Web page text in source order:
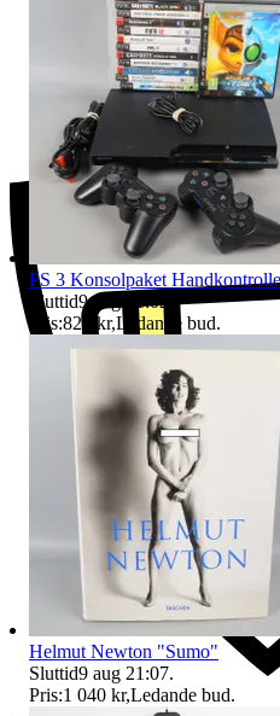
Ersättning om du inte får din
PS 3 Konsolpaket
Sluttid9 aug 21:02
Pris:825 kr,Ledande bud.
Helmut Newton "Sumo"
Sluttid9 aug 21:07.
Pris:1 040 kr,Ledande bud.